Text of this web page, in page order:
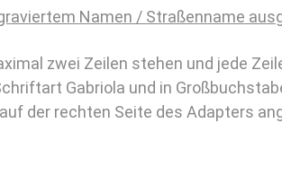
Namen / Straßenname
zwei Zeilen stehen und jede
Gabriola und in
der rechten Seite des Adapters